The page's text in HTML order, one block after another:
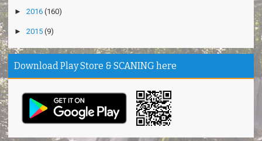
► 2016 (160)
► 2015 (9)
Download Play Store & SCANING here